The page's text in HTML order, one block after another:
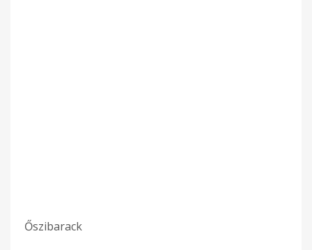
Őszibarack